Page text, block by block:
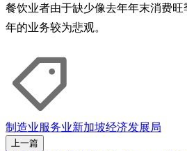
餐饮业者由于缺少像去年年末消费
年的业务较为悲观。
制造业服务业新加坡经济发展局
上一篇